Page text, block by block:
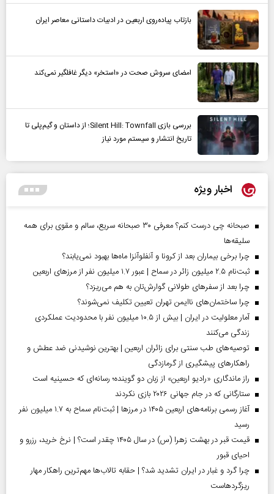
بازتاب پیاده‌روی اربعین در ادبیات داستانی معاصر ایران
امضای سروش صحت در «استخر» دیگر غافلگیر نمی‌کند
بررسی بازی Silent Hill: Townfall؛ از داستان و گیم‌پلی تا
تاریخ انتشار و سیستم مورد نیاز
اخبار ویژه
صبحانه چی درست کنم؟ معرفی ۳۰ صبحانه سریع، سالم و مقوی برای همه
سلیقه‌ها
چرا برخی بیماران بعد از کرونا و آنفلوآنزا ماه‌ها بهبود نمی‌یابند؟
ثبت‌نام ۲.۵ میلیون زائر در سماح | عبور ۱.۷ میلیون نفر از مرز‌های اربعین
چرا بعد از سفرهای طولانی گوارش‌تان به هم می‌ریزد؟
چرا ساختمان‌های ناایمن تهران تعیین تکلیف نمی‌شوند؟
آمار معلولیت در ایران | بیش از ۱۰.۵ میلیون نفر با محدودیت عملکردی
زندگی می‌کنند
توصیه‌های طب سنتی برای زائران اربعین | بهترین نوشیدنی ضد عطش و
راهکارهای پیشگیری از گرمازدگی
راز ماندگاری «رادیو اربعین» از زبان دو گوینده؛ رسانه‌ای که حسینیه است
ستارگانی که در جام جهانی ۲۰۲۶ بازی نکردند
آغاز رسمی برنامه‌های اربعین ۱۴۰۵ در مرز‌ها | ثبت‌نام سماح به ۱.۷ میلیون نفر
رسید
قیمت قبر در بهشت زهرا (س) در سال ۱۴۰۵ چقدر است؟ | نرخ خرید، رزرو و
احیای قبور
چرا گرد و غبار در ایران تشدید شد؟ | حقابه تالاب‌ها مهم‌ترین راهکار مهار
ریزگردهاست